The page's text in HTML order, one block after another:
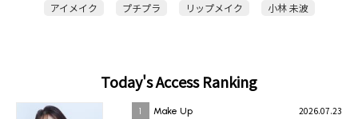
アイメイク
プチプラ リップメイク 小林 未波
Today's Access Ranking
1 Make Up 2026.07.23